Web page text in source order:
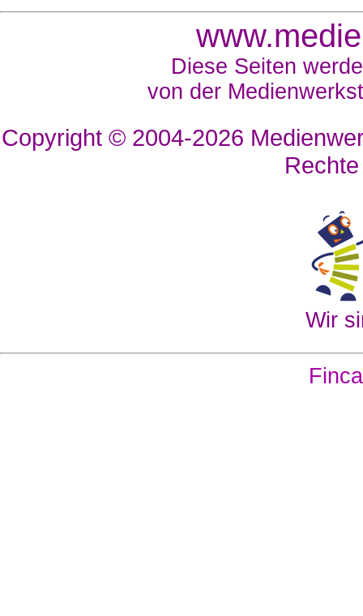
Diese Seiten
von der
Copyright © 2004-2026
Wir